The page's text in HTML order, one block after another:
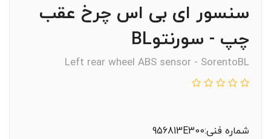
سنسور ای بی اس چرخ عقب
چپ - سورنتوBL
Left rear wheel ABS sensor - SorentoBL
شماره فنی:956813E300